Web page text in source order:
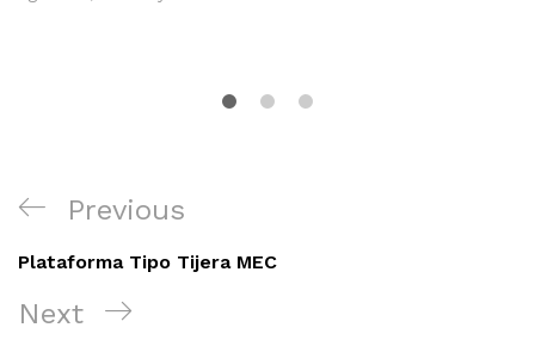
Navegación
entradas
Previous
Post
Previous
Plataforma Tipo Tijera MEC
Next
Next